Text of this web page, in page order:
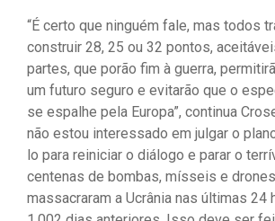
“É certo que ninguém fale, mas todos
construir 28, 25 ou 32 pontos,
partes, que porão fim à guerra,
um futuro seguro e evitarão que o
se espalhe pela Europa”, continua
não estou interessado em julgar o
lo para reiniciar o diálogo e parar o
centenas de bombas, mísseis e
massacraram a Ucrânia nas últimas 24